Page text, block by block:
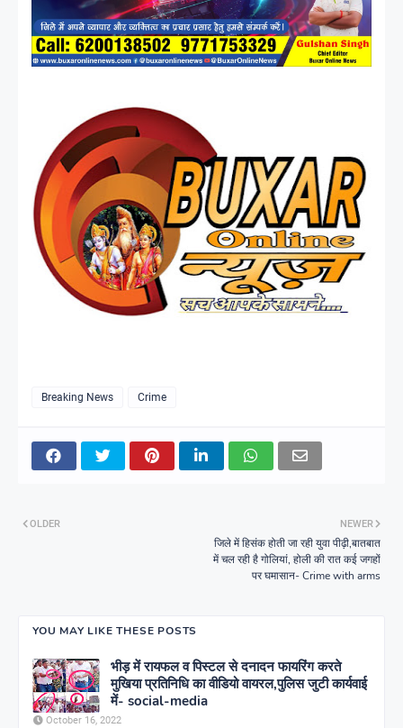
Breaking News Crime
NEWER
जिले में हिसंक होती जा रही युवा पीढ़ी,बातबात
में चल रही है गोलियां, होली की रात कई जगहों
पर घमासान- Crime with arms
OLDER
YOU MAY LIKE THESE POSTS
भीड़ में रायफल व पिस्टल से दनादन फायरिंग करते
मुखिया प्रतिनिधि का वीडियो वायरल,पुलिस जुटी कार्यवाई
में- social-media
October 16, 2022